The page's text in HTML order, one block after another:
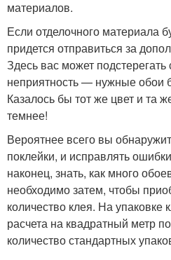
материалов.
Если отделочного материала
придется отправиться за
Здесь вас может
неприятность — нужные обои
Казалось бы тот же цвет и та
темнее!
Вероятнее всего вы
поклейки, и исправлять
наконец, знать, как много
необходимо затем, чтобы
количество клея. На упаковке
расчета на квадратный метр
количество стандартных